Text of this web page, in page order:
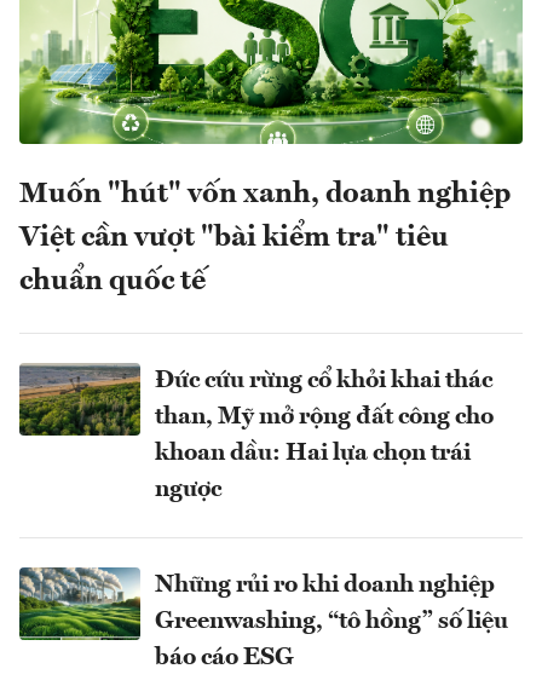
Muốn "hút" vốn xanh, doanh nghiệp
Việt cần vượt "bài kiểm tra" tiêu
chuẩn quốc tế
Đức cứu rừng cổ khỏi khai thác
than, Mỹ mở rộng đất công cho
khoan dầu: Hai lựa chọn trái
ngược
Những rủi ro khi doanh nghiệp
Greenwashing, “tô hồng” số liệu
báo cáo ESG